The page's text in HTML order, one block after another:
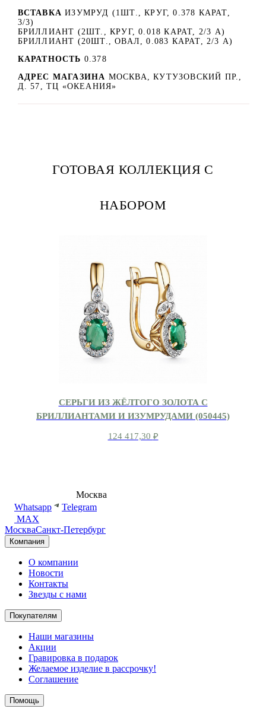
ВСТАВКА ИЗУМРУД (1ШТ., КРУГ, 0.378 КАРАТ,
3/3)
БРИЛЛИАНТ (2ШТ., КРУГ, 0.018 КАРАТ, 2/3 А)
БРИЛЛИАНТ (20ШТ., ОВАЛ, 0.083 КАРАТ, 2/3 А)
КАРАТНОСТЬ 0.378
АДРЕС МАГАЗИНА МОСКВА, КУТУЗОВСКИЙ ПР.,
Д. 57, ТЦ «ОКЕАНИЯ»
ГОТОВАЯ КОЛЛЕКЦИЯ С
НАБОРОМ
СЕРЬГИ ИЗ ЖЁЛТОГО ЗОЛОТА С
БРИЛЛИАНТАМИ И ИЗУМРУДАМИ (050445)
124 417,30 ₽
Москва
Whatsapp
Telegram
MAX
МоскваСанкт-Петербург
Компания
О компании
Новости
Контакты
Звезды с нами
Покупателям
Наши магазины
Акции
Гравировка в подарок
Желаемое изделие в рассрочку!
Соглашение
Помощь